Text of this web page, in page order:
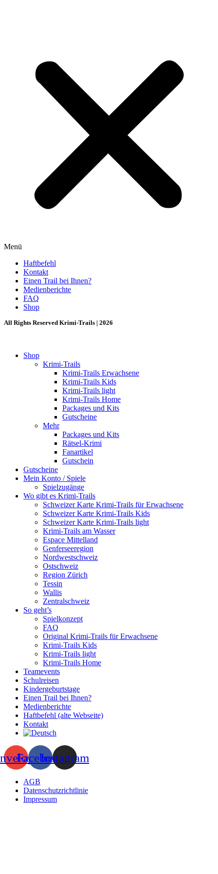
Menü
Haftbefehl
Kontakt
Einen Trail bei Ihnen?
Medienberichte
FAQ
Shop
All Rights Reserved Krimi-Trails | 2026
Shop
Krimi-Trails
Krimi-Trails Erwachsene
Krimi-Trails Kids
Krimi-Trails light
Krimi-Trails Home
Packages und Kits
Gutscheine
Mehr
Packages und Kits
Rätsel-Krimi
Fanartikel
Gutschein
Gutscheine
Mein Konto / Spiele
Spielzugänge
Wo gibt es Krimi-Trails
Schweizer Karte Krimi-Trails für Erwachsene
Schweizer Karte Krimi-Trails Kids
Schweizer Karte Krimi-Trails light
Krimi-Trails am Wasser
Espace Mittelland
Genferseeregion
Nordwestschweiz
Ostschweiz
Region Zürich
Tessin
Wallis
Zentralschweiz
So geht’s
Spielkonzept
FAQ
Original Krimi-Trails für Erwachsene
Krimi-Trails Kids
Krimi-Trails light
Krimi-Trails Home
Teamevents
Schulreisen
Kindergeburtstage
Einen Trail bei Ihnen?
Medienberichte
Haftbefehl (alte Webseite)
Kontakt
FacebookInstagram
AGB
Datenschutzrichtlinie
Impressum